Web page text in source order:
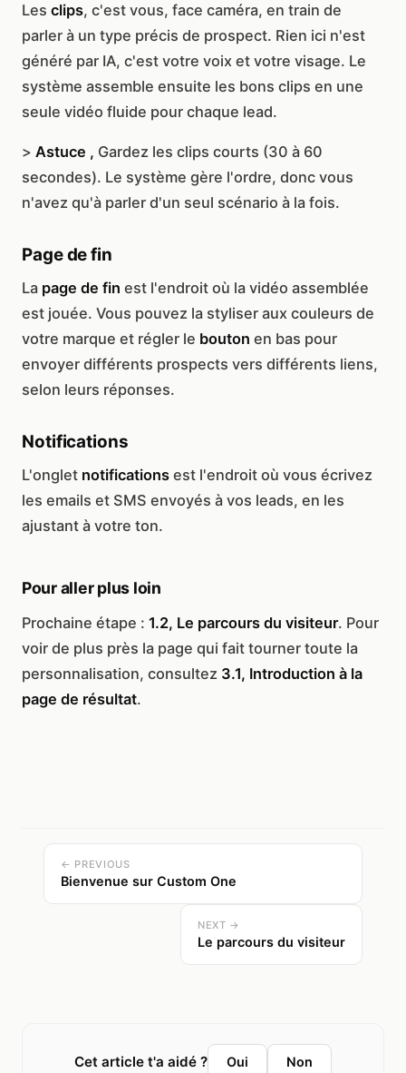
Les clips, c'est vous, face caméra, en train de
parler à un type précis de prospect. Rien ici n'est
généré par IA, c'est votre voix et votre visage. Le
système assemble ensuite les bons clips en une
seule vidéo fluide pour chaque lead.
> Astuce , Gardez les clips courts (30 à 60
secondes). Le système gère l'ordre, donc vous
n'avez qu'à parler d'un seul scénario à la fois.
Page de fin
La page de fin est l'endroit où la vidéo assemblée
est jouée. Vous pouvez la styliser aux couleurs de
votre marque et régler le bouton en bas pour
envoyer différents prospects vers différents liens,
selon leurs réponses.
Notifications
L'onglet notifications est l'endroit où vous écrivez
les emails et SMS envoyés à vos leads, en les
ajustant à votre ton.
Pour aller plus loin
Prochaine étape : 1.2, Le parcours du visiteur. Pour
voir de plus près la page qui fait tourner toute la
personnalisation, consultez 3.1, Introduction à la
page de résultat.
← PREVIOUS
Bienvenue sur Custom One
NEXT →
Le parcours du visiteur
Cet article t'a aidé ? Oui Non